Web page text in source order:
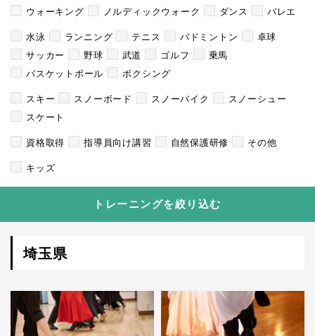
ウォーキング
ノルディックウォーク ダンス
バレエ
水泳
ランニング テニス バドミントン
卓球
サッカー
野球 武道 ゴルフ
乗馬
バスケットボール
ボクシング
スキー
スノーボード スノーバイク
スノーシュー
スケート
資格取得
指導員向け講習 自然保護研修
その他
キッズ
トレーニングを絞り込む
埼玉県